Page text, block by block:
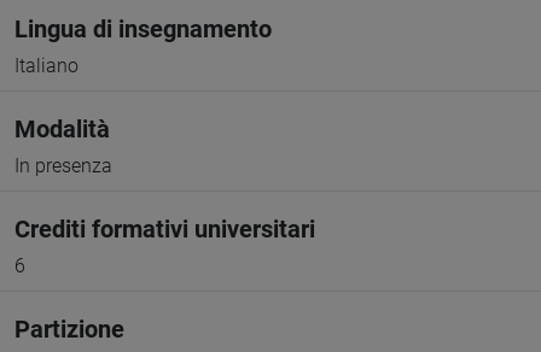
Lingua di insegnamento
Italiano
Modalità
In presenza
Crediti formativi universitari
6
Partizione